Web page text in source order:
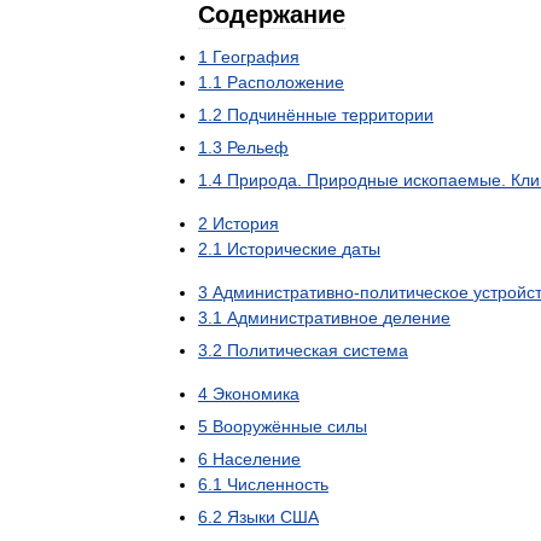
Содержание
1 География
1.1 Расположение
1.2 Подчинённые территории
1.3 Рельеф
1.4 Природа. Природные ископаемые.
2 История
2.1 Исторические даты
3 Административно-политическое
3.1 Административное деление
3.2 Политическая система
4 Экономика
5 Вооружённые силы
6 Население
6.1 Численность
6.2 Языки США